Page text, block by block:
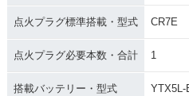
点火プラグ標準搭載・型式 CR7E
点火プラグ必要本数・合計 1
搭載バッテリー・型式 YTX5L-